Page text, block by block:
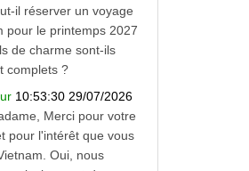
il réserver un voyage
pour le printemps 2027
de charme sont-ils
complets ?
10:53:30 29/07/2026
Merci pour votre
pour l'intérêt que vous
Oui, nous